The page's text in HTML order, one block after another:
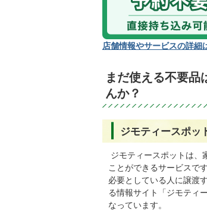
店舗情報やサービスの詳細
まだ使える不要
んか？
ジモティースポッ
ジモティースポットは、
ことができるサービスで
必要としている人に譲渡
る情報サイト「ジモティ
なっています。